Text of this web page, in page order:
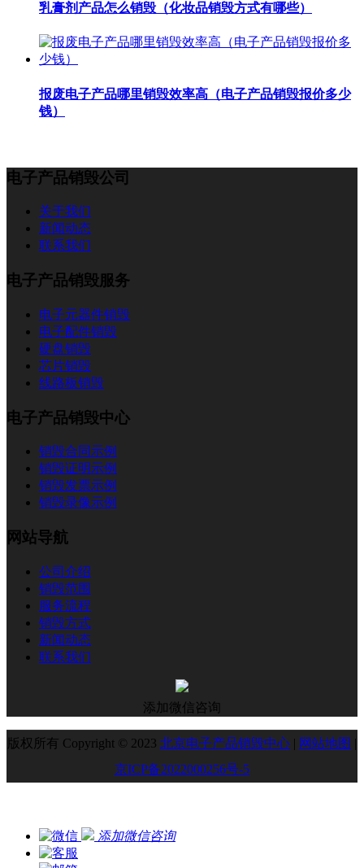
乳膏剂产品怎么销毁（化妆品销毁方式有哪些）
报废电子产品哪里销毁效率高（电子产品销毁报价多少
钱）
电子产品销毁公司
关于我们
新闻动态
联系我们
电子产品销毁服务
电子元器件销毁
电子配件销毁
硬盘销毁
芯片销毁
线路板销毁
电子产品销毁中心
销毁合同示例
销毁证明示例
销毁发票示例
销毁录像示例
网站导航
公司介绍
销毁范围
服务流程
销毁方式
新闻动态
联系我们
添加微信咨询
版权所有 Copyright © 2023 北京电子产品销毁中心 | 网站地图 |
京ICP备2022000256号-5
添加微信咨询